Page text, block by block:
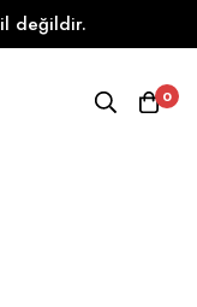
değildir.
0